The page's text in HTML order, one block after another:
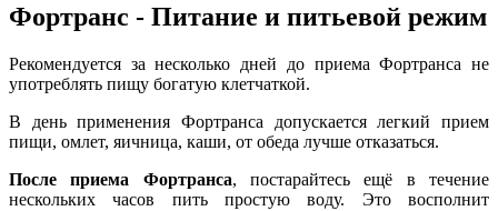
Фортранс - Питание и питьевой режим
Рекомендуется за несколько дней до приема Фортранса не
употреблять пищу богатую клетчаткой.
В день применения Фортранса допускается легкий прием
пищи, омлет, яичница, каши, от обеда лучше отказаться.
После приема Фортранса, постарайтесь ещё в течение
нескольких часов пить простую воду. Это восполнит